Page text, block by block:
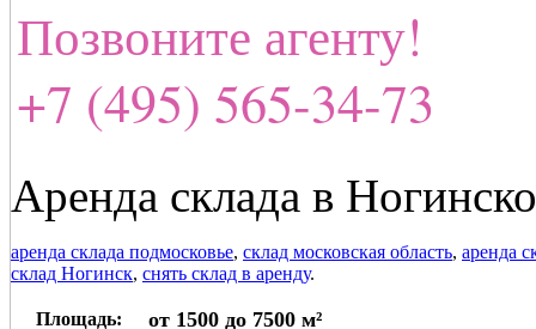
Позвоните агенту!
+7 (495) 565-34-73
Аренда склада в
аренда склада подмосковье, склад московская область, аренда
склад Ногинск, снять склад в аренду.
Площадь: от 1500 до 7500 м²